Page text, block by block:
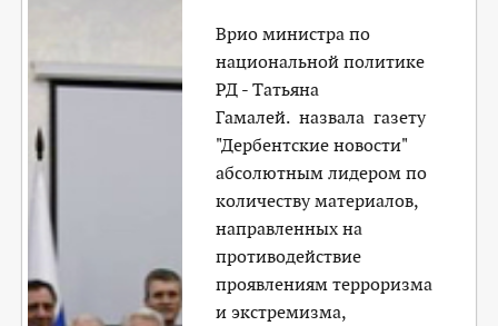
Врио министра по
национальной политике
РД - Татьяна
Гамалей. назвала газету
"Дербентские новости"
абсолютным лидером по
количеству материалов,
направленных на
противодействие
проявлениям терроризма
и экстремизма,